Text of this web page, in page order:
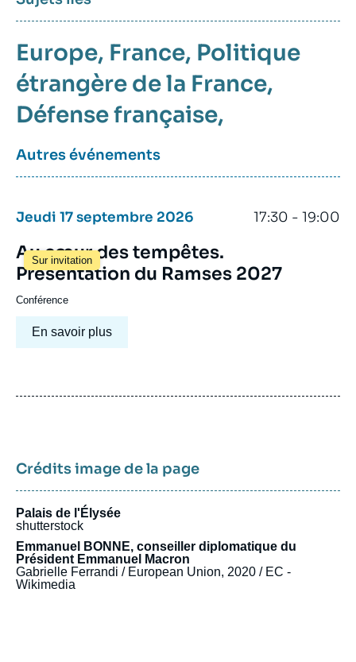
Europe France Politique
étrangère de la France
Défense française
Autres événements
Jeudi 17 septembre 2026 17:30 - 19:00
Sur invitation
Au cœur des tempêtes.
Présentation du Ramses 2027
Conférence
En savoir plus
Crédits image de la page
Palais de l'Élysée
shutterstock
Emmanuel BONNE, conseiller diplomatique du
Président Emmanuel Macron
Gabrielle Ferrandi / European Union, 2020 / EC -
Wikimedia